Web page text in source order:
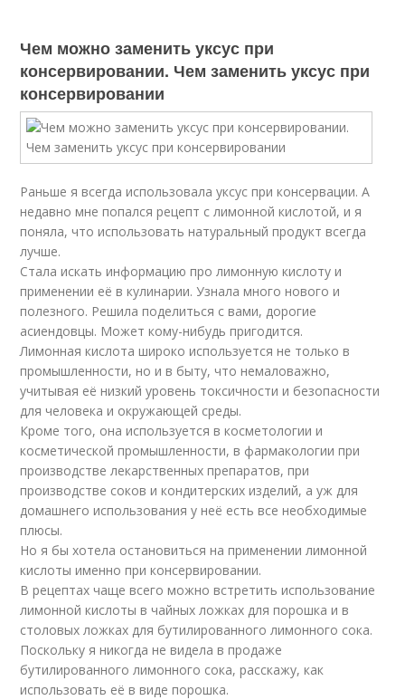
Чем можно заменить уксус при
консервировании. Чем заменить уксус при
консервировании
Раньше я всегда использовала уксус при консервации. А
недавно мне попался рецепт с лимонной кислотой, и я
поняла, что использовать натуральный продукт всегда
лучше.
Стала искать информацию про лимонную кислоту и
применении её в кулинарии. Узнала много нового и
полезного. Решила поделиться с вами, дорогие
асиендовцы. Может кому-нибудь пригодится.
Лимонная кислота широко используется не только в
промышленности, но и в быту, что немаловажно,
учитывая её низкий уровень токсичности и безопасности
для человека и окружающей среды.
Кроме того, она используется в косметологии и
косметической промышленности, в фармакологии при
производстве лекарственных препаратов, при
производстве соков и кондитерских изделий, а уж для
домашнего использования у неё есть все необходимые
плюсы.
Но я бы хотела остановиться на применении лимонной
кислоты именно при консервировании.
В рецептах чаще всего можно встретить использование
лимонной кислоты в чайных ложках для порошка и в
столовых ложках для бутилированного лимонного сока.
Поскольку я никогда не видела в продаже
бутилированного лимонного сока, расскажу, как
использовать её в виде порошка.